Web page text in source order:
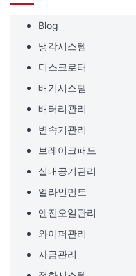
Blog
냉각시스템
디스크로터
배기시스템
배터리관리
변속기관리
브레이크패드
실내공기관리
얼라인먼트
엔진오일관리
와이퍼관리
자금관리